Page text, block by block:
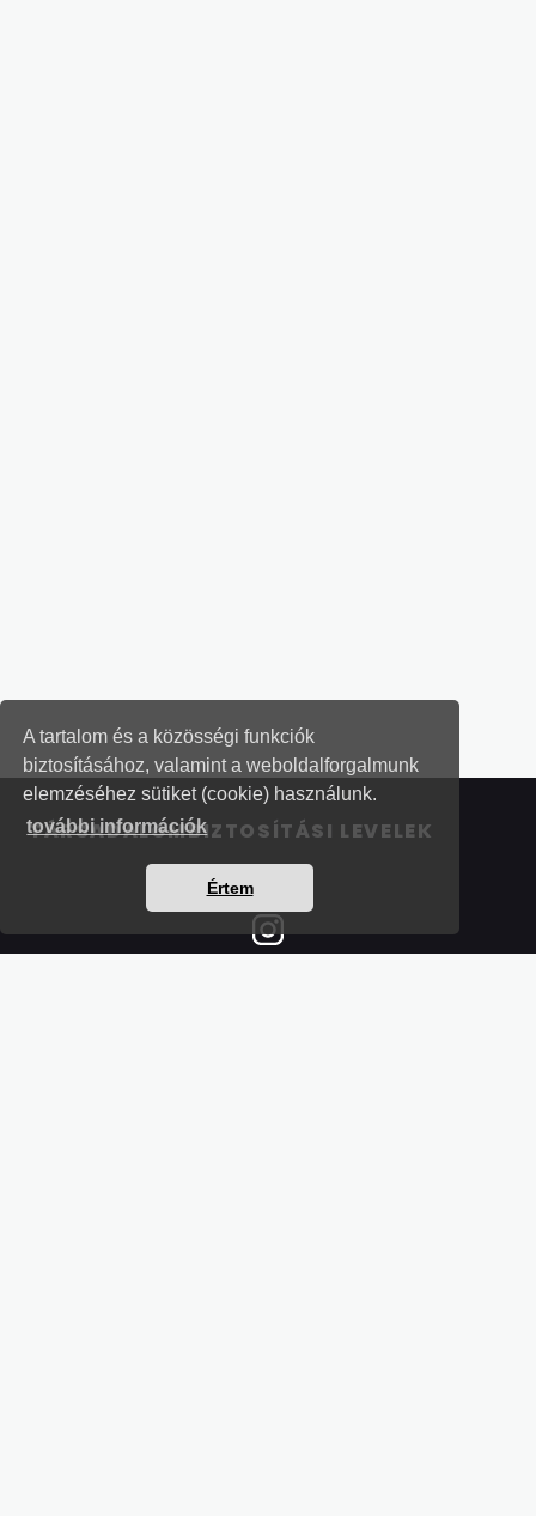
A tartalom és a közösségi funkciók
biztosításához, valamint a weboldalforgalmunk
elemzéséhez sütiket (cookie) használunk.
további információk
Értem
TÁRSADALOMBIZTOSÍTÁSI LEVELEK